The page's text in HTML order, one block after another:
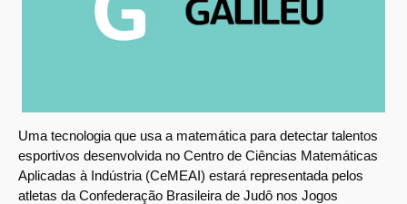
Uma tecnologia que usa a matemática para detectar talentos
esportivos desenvolvida no Centro de Ciências Matemáticas
Aplicadas à Indústria (CeMEAI) estará representada pelos
atletas da Confederação Brasileira de Judô nos Jogos